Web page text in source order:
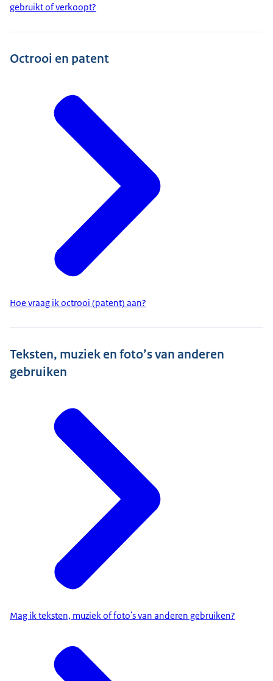
gebruikt of verkoopt?
Octrooi en patent
Hoe vraag ik octrooi (patent) aan?
Teksten, muziek en foto’s van anderen
gebruiken
Mag ik teksten, muziek of foto's van anderen gebruiken?